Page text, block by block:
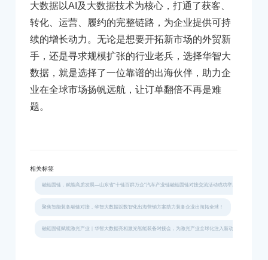
大数据以AI及大数据技术为核心，打通了获客、
转化、运营、履约的完整链路，为企业提供可持
续的增长动力。无论是想要开拓新市场的外贸新
手，还是寻求规模扩张的行业老兵，选择华智大
数据，就是选择了一位靠谱的出海伙伴，助力企
业在全球市场扬帆远航，让订单翻倍不再是难
题。
相关标签
融链固链，赋能高质发展—山东省“十链百群万企”汽车产业链融链固链对接交流活动成功举办
聚焦智能装备融链对接，华智大数据以数智化出海营销方案助力装备企业出海拓全球！
融链固链赋能激光产业｜华智大数据亮相激光智能装备对接会，为激光产业全球化注入新动能！